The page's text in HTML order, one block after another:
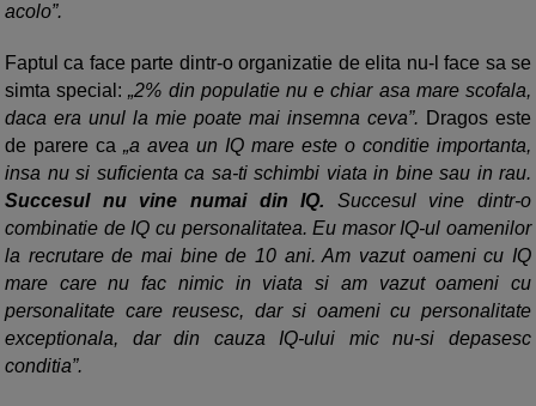
acolo”.
Faptul ca face parte dintr-o organizatie de elita nu-l face sa se
simta special:„2% din populatie nu e chiar asa mare scofala,
daca era unul la mie poate mai insemna ceva”. Dragos este
de parere ca „a avea un IQ mare este o conditie importanta,
insa nu si suficienta ca sa-ti schimbi viata in bine sau in rau.
Succesul nu vine numai din IQ. Succesul vine dintr-o
combinatie de IQ cu personalitatea. Eu masor IQ-ul oamenilor
la recrutare de mai bine de 10 ani. Am vazut oameni cu IQ
mare care nu fac nimic in viata si am vazut oameni cu
personalitate care reusesc, dar si oameni cu personalitate
exceptionala, dar din cauza IQ-ului mic nu-si depasesc
conditia”.